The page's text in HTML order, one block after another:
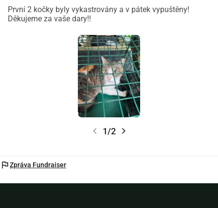
První 2 kočky byly vykastrovány a v pátek vypuštěny!
Děkujeme za vaše dary!!
chevron_left 1/2 chevron_right
flagZpráva Fundraiser